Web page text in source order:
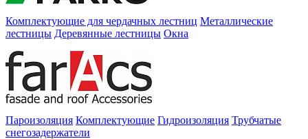
Комплектующие для чердачных лестниц Металлические
лестницы Деревянные лестницы Окна
Пароизоляция Комплектующие Гидроизоляция Трубчатые
снегозадержатели